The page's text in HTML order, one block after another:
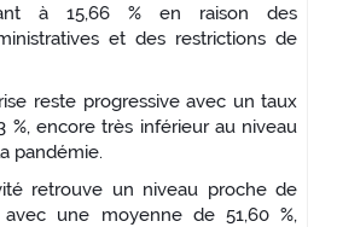
à 15,66 % en raison des
et des restrictions de
reste progressive avec un taux
%, encore très inférieur au niveau
pandémie.
retrouve un niveau proche de
une moyenne de 51,60 %,